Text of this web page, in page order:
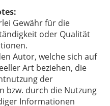
Gewähr für die
oder Qualität
Autor, welche sich auf
Art beziehen, die
der
bzw. durch die Nutzung
Informationen